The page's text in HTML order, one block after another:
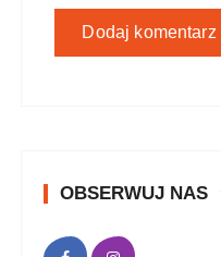
OBSERWUJ NAS